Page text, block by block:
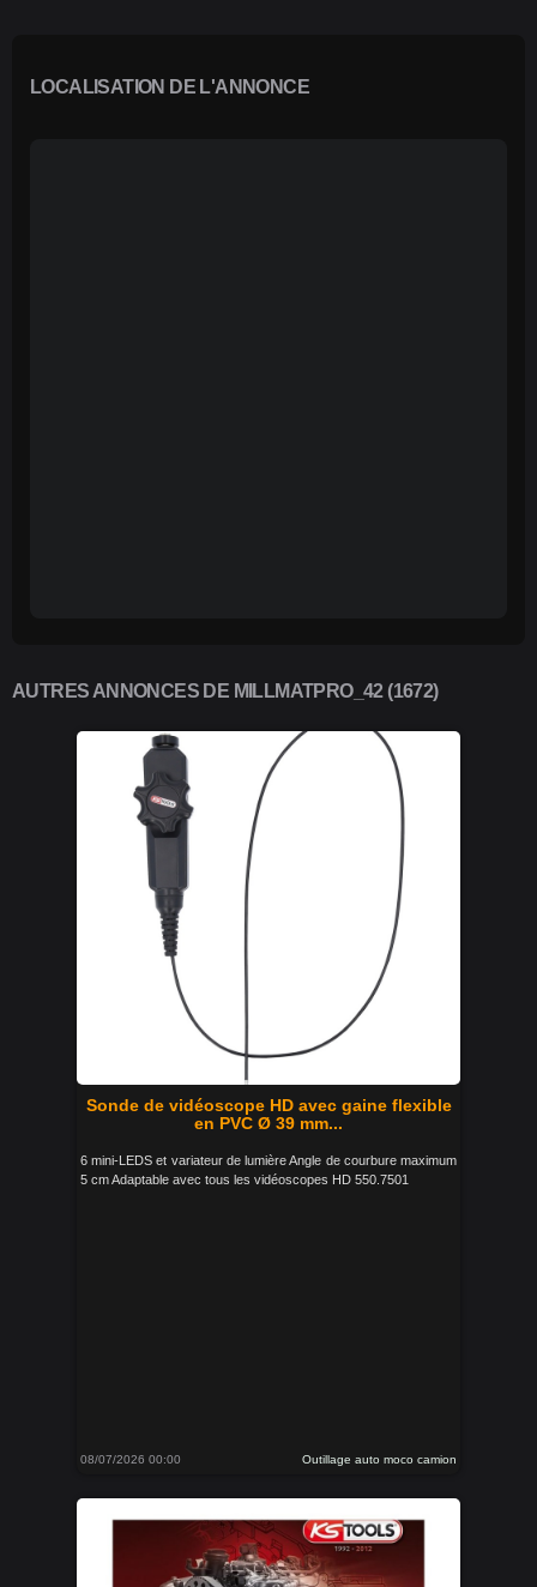
LOCALISATION DE L'ANNONCE
AUTRES ANNONCES DE MILLMATPRO_42 (1672)
Sonde de vidéoscope HD avec gaine flexible
en PVC Ø 39 mm...
6 mini-LEDS et variateur de lumière Angle de courbure maximum
5 cm Adaptable avec tous les vidéoscopes HD 550.7501
08/07/2026 00:00 Outillage auto moco camion